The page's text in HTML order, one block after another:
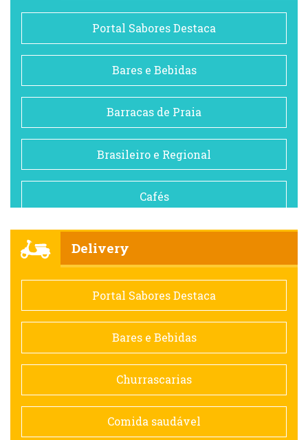
Portal Sabores Destaca
Bares e Bebidas
Barracas de Praia
Brasileiro e Regional
Cafés
Comida saudável
Contemporânea
Doceria
Espanhola
Delivery
Portal Sabores Destaca
Bares e Bebidas
Churrascarias
Comida saudável